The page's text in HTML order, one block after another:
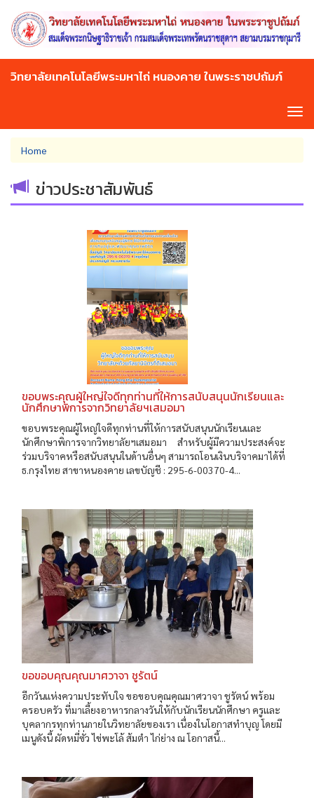
main
content
วิทยาลัยเทคโนโลยีพระมหาไถ่ หนองคาย ในพระราชปถัมภ์
You
are
here
Home
ข่าวประชาสัมพันธ์
ขอบพระคุณผู้ใหญ่ใจดีทุกท่านที่ให้การสนับสนุนนักเรียนและ
นักศึกษาพิการจากวิทยาลัยฯเสมอมา
ขอบพระคุณผู้ใหญ่ใจดีทุกท่านที่ให้การสนับสนุนนักเรียนและ
นักศึกษาพิการจากวิทยาลัยฯเสมอมา สำหรับผู้มีความประสงค์จะ
ร่วมบริจาคหรือสนับสนุนในด้านอื่นๆ สามารถโอนเงินบริจาคมาได้ที่
ธ.กรุงไทย สาขาหนองคาย เลขบัญชี : 295-6-00370-4...
ขอขอบคุณคุณมาศวาจา ชูรัตน์
อีกวันแห่งความประทับใจ ขอขอบคุณคุณมาศวาจา ชูรัตน์ พร้อม
ครอบครัว ที่มาเลี้ยงอาหารกลางวันให้กับนักเรียนนักศึกษา ครูและ
บุคลากรทุกท่านภายในวิทยาลัยของเรา เนื่องในโอกาสทำบุญ โดยมี
เมนูดังนี้ ผัดหมี่ซั่ว ไข่พะโล้ ส้มตำ ไก่ย่าง ณ โอกาสนี้...